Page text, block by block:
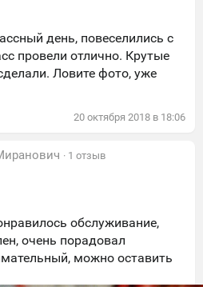
день, повеселились с
провели отлично. Крутые
Ловите фото, уже
20 октября 2018 в 18:06
· 1 отзыв
обслуживание,
очень порадовал
можно оставить